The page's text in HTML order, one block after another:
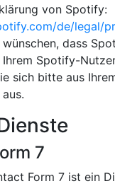
von Spotify:
de/legal/
dass
Ihrem Spotify-
sich bitte aus
7
Form 7 ist ein